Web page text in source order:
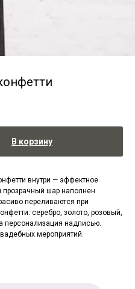
В корзину
внутри — эффектное
прозрачный шар наполнен
переливаются при
серебро, золото, розовый,
персонализация надписью.
мероприятий.